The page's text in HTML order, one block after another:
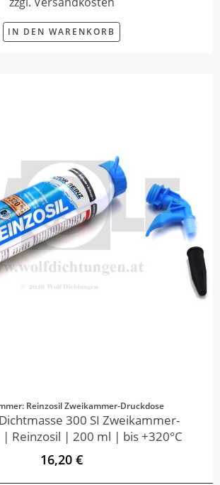
IN DEN WARENKORB
Reinzosil Zweikammer-Druckdose
300 SI Zweikammer-
Reinzosil | 200 ml | bis +320°C
16,20 €